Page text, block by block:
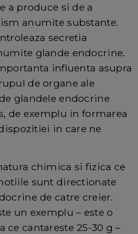
a produce si de a
anumite substante.
secretia
glande endocrine.
influenta asupra
de organe ale
glandele endocrine
de exemplu in formarea
in care ne
chimica si fizica ce
sunt directionate
de catre creier.
un exemplu – este o
ce cantareste 25-30 g –